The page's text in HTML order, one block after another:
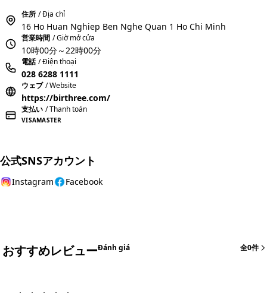
住所 / Địa chỉ
16 Ho Huan Nghiep Ben Nghe Quan 1 Ho Chi Minh
営業時間 / Giờ mở cửa
10時00分～22時00分
電話 / Điện thoại
028 6288 1111
ウェブ / Website
https://birthree.com/
支払い / Thanh toán
VISAMASTER
公式SNSアカウント
Instagram Facebook
おすすめレビューĐánh giá 全0件